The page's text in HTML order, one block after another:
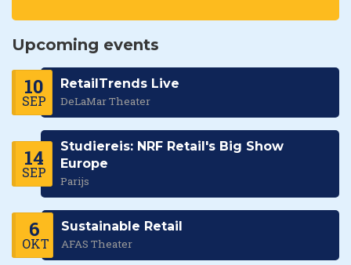
Upcoming events
10
SEP
RetailTrends Live
DeLaMar Theater
14
SEP
Studiereis: NRF Retail's Big Show
Europe
Parijs
6
OKT
Sustainable Retail
AFAS Theater